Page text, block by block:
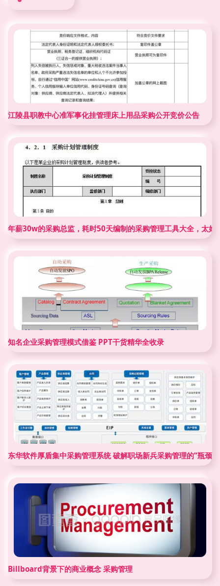
江陵县职教中心准军事化挂管理床上用品采购公开竞价公告
年薪30w的采购总监，耗时50天编制的采购管理工具大全，太好
知名企业采购管理模式借鉴 PPT干货精华全收录
东华软件厚盾集中采购管理系统 破解职场新兵采购管理的“瓶颈”
Billboard背景下的商业概念 采购管理